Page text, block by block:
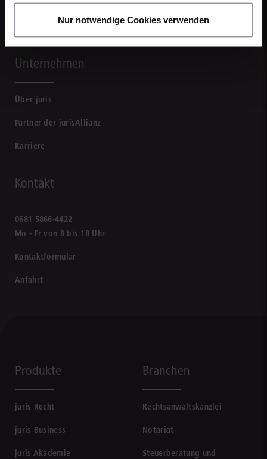
Nur notwendige Cookies verwenden
Unternehmen
Über juris
Partner der jurisAllianz
Karriere
Kontakt
0681 5866-4422
Mo - Fr von 8 bis 18 Uhr
Kontaktformular
Anfahrt
Produkte
juris Recht
juris Business
juris Akademie
Branchen
Rechtsanwaltskanzlei
Notariat
Steuerberatung und